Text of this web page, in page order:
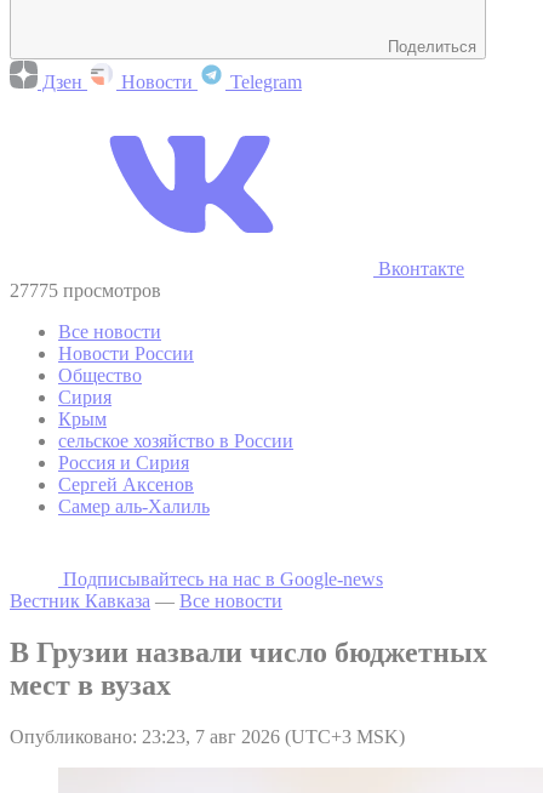
Поделиться
Дзен Новости Telegram
Вконтакте
27775 просмотров
Все новости
Новости России
Общество
Сирия
Крым
сельское хозяйство в России
Россия и Сирия
Сергей Аксенов
Самер аль-Халиль
Подписывайтесь на наc в Google-news
Вестник Кавказа — Все новости
В Грузии назвали число бюджетных
мест в вузах
Опубликовано: 23:23, 7 авг 2026 (UTC+3 MSK)